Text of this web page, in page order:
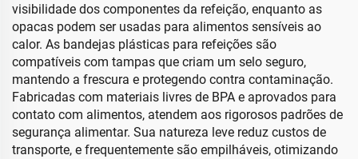
visibilidade dos componentes da refeição, enquanto as
opacas podem ser usadas para alimentos sensíveis ao
calor. As bandejas plásticas para refeições são
compatíveis com tampas que criam um selo seguro,
mantendo a frescura e protegendo contra contaminação.
Fabricadas com materiais livres de BPA e aprovados para
contato com alimentos, atendem aos rigorosos padrões de
segurança alimentar. Sua natureza leve reduz custos de
transporte, e frequentemente são empilháveis, otimizando